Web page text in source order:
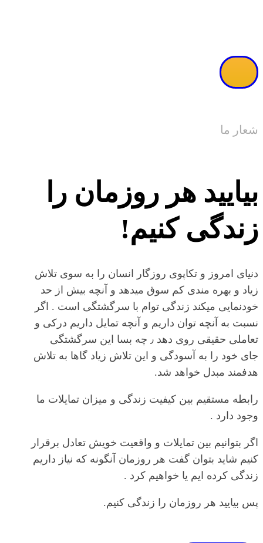
شعار ما
بیایید هر روزمان را
زندگی کنیم!
دنیای امروز و تکاپوی روزگار انسان را به سوی تلاش
زیاد و بهره مندی کم سوق میدهد و آنچه بیش از حد
خودنمایی میکند زندگی توام با سرگشتگی است . اگر
نسبت به آنچه توان داریم و آنچه تمایل داریم درکی و
تعاملی حقیقی روی دهد ٫ چه بسا این سرگشتگی
جای خود را به آسودگی و این تلاش زیاد گاها به تلاش
هدفمند مبدل خواهد شد.
رابطه مستقیم بین کیفیت زندگی و میزان تمایلات ما
وجود دارد .
اگر بتوانیم بین تمایلات و واقعیت خویش تعادل برقرار
کنیم شاید بتوان گفت هر روزمان آنگونه که نیاز داریم
زندگی کرده ایم یا خواهیم کرد .
پس بیایید هر روزمان را زندگی کنیم.